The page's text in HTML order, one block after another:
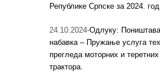
Републике Српске за 2024.
24.10.2024-Одлуку: Поништава
набавка – Пружање услуга
прегледа моторних и
трактора.